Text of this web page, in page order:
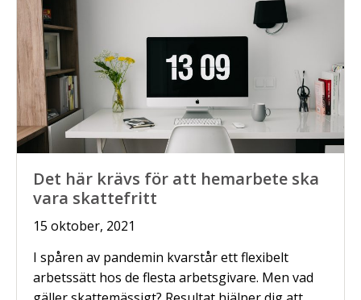
Det här krävs för att hemarbete ska
vara skattefritt
15 oktober, 2021
I spåren av pandemin kvarstår ett flexibelt
arbetssätt hos de flesta arbetsgivare. Men vad